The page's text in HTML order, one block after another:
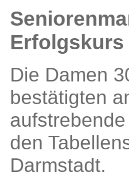
Erfolgskurs
Die Damen
bestätigten
den
Darmstadt.